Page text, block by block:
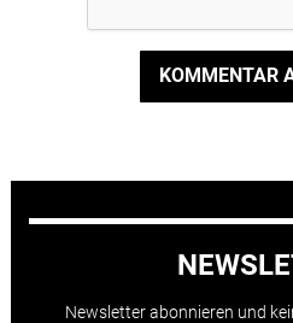
KOMMENTAR
Newsletter abonnieren und